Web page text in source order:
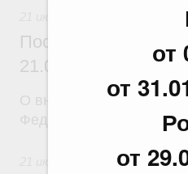
от
от
от
Постановление
21.07.2026 г. № 916
О внесении изменений
Федерации от 25